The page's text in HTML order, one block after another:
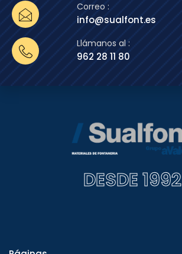
Correo :
info@sualfont.es
Llámanos al :
962 28 11 80
DESDE 1992